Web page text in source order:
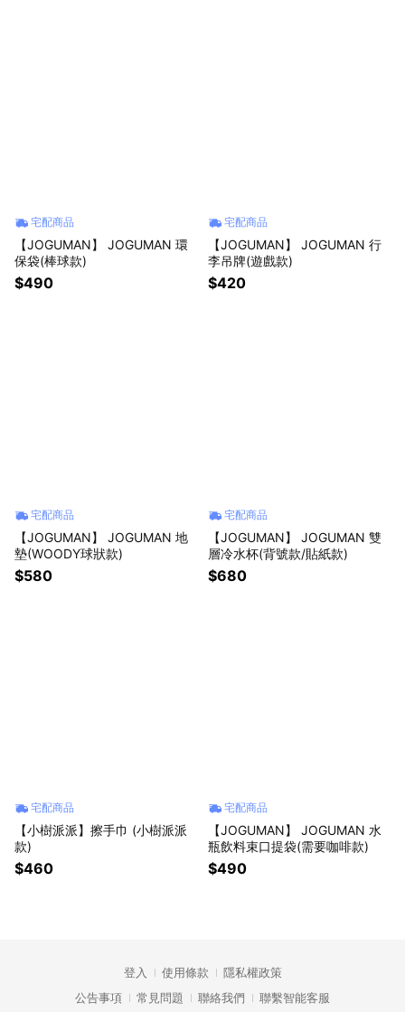
宅配商品
【JOGUMAN】 JOGUMAN 環
保袋(棒球款)
$490
宅配商品
【JOGUMAN】 JOGUMAN 行
李吊牌(遊戲款)
$420
宅配商品
【JOGUMAN】 JOGUMAN 地
墊(WOODY球狀款)
$580
宅配商品
【JOGUMAN】 JOGUMAN 雙
層冷水杯(背號款/貼紙款)
$680
宅配商品
【小樹派派】擦手巾 (小樹派派
款)
$460
宅配商品
【JOGUMAN】 JOGUMAN 水
瓶飲料束口提袋(需要咖啡款)
$490
登入 使用條款
隱私權政策
公告事項
常見問題 聯絡我們 聯繫智能客服